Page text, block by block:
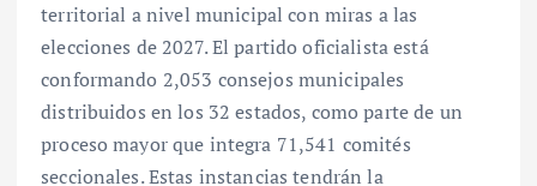
territorial a nivel municipal con miras a las
elecciones de 2027. El partido oficialista está
conformando 2,053 consejos municipales
distribuidos en los 32 estados, como parte de un
proceso mayor que integra 71,541 comités
seccionales. Estas instancias tendrán la